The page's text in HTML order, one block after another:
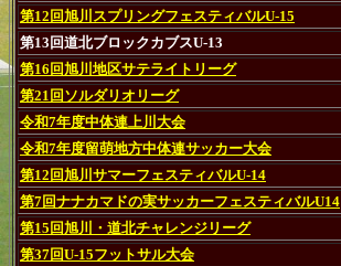
第12回旭川スプリングフェスティバルU-15
第13回道北ブロックカブスU-13
第16回旭川地区サテライトリーグ
第21回ソルダリオリーグ
令和7年度中体連上川大会
令和7年度留萌地方中体連サッカー大会
第12回旭川サマーフェスティバルU-14
第7回ナナカマドの実サッカーフェスティバルU14
第15回旭川・道北チャレンジリーグ
第37回U-15フットサル大会